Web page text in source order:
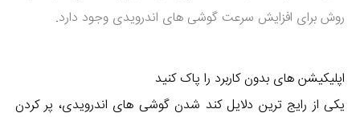
روش برای افزایش سرعت گوشی های اندرویدی وجود دارد.
اپلیکیشن های بدون کاربرد را پاک کنید
یکی از رایج ترین دلایل کند شدن گوشی های اندرویدی، پر کردن